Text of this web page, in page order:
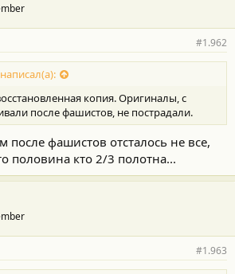
#1.962
копия. Оригиналы, с
после фашистов, не пострадали.
после фашистов отсталось не все,
половина кто 2/3 полотна...
#1.963